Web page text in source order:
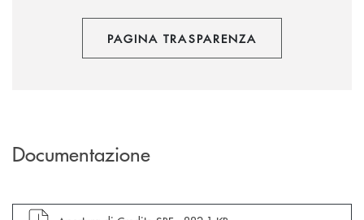
PAGINA TRASPARENZA
Documentazione